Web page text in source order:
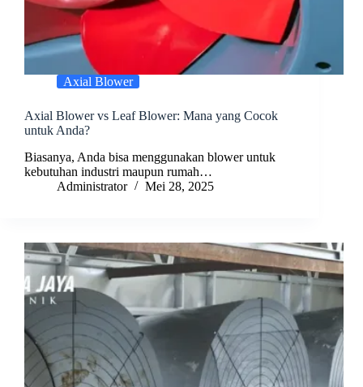
Axial Blower
Axial Blower vs Leaf Blower: Mana yang Cocok
untuk Anda?
Biasanya, Anda bisa menggunakan blower untuk
kebutuhan industri maupun rumah…
Administrator
Mei 28, 2025